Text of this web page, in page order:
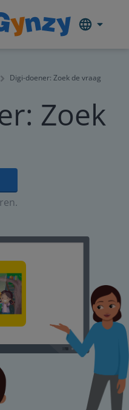
Digi-doener: Zoek de vraag
Zoek